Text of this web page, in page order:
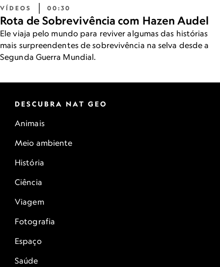
VÍDEOS 00:30
Rota de Sobrevivência com Hazen Audel
Ele viaja pelo mundo para reviver algumas das histórias
mais surpreendentes de sobrevivência na selva desde a
Segunda Guerra Mundial.
DESCUBRA NAT GEO
Animais
Meio ambiente
História
Ciência
Viagem
Fotografia
Espaço
Saúde